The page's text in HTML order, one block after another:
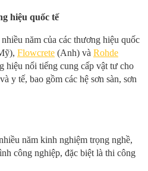
hiệu quốc tế
năm của các thương hiệu quốc
Flowcrete (Anh) và Rohde
nổi tiếng cung cấp vật tư cho
y tế, bao gồm các hệ sơn sàn, sơn
năm kinh nghiệm trọng nghề,
công nghiệp, đặc biệt là thi công